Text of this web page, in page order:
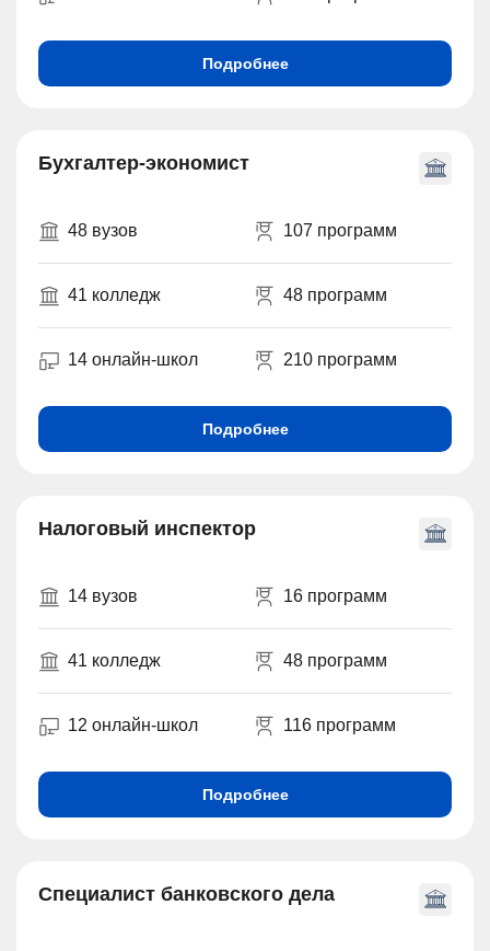
Подробнее
Бухгалтер-экономист
48 вузов 107 программ
41 колледж 48 программ
14 онлайн-школ 210 программ
Подробнее
Налоговый инспектор
14 вузов 16 программ
41 колледж 48 программ
12 онлайн-школ 116 программ
Подробнее
Специалист банковского дела